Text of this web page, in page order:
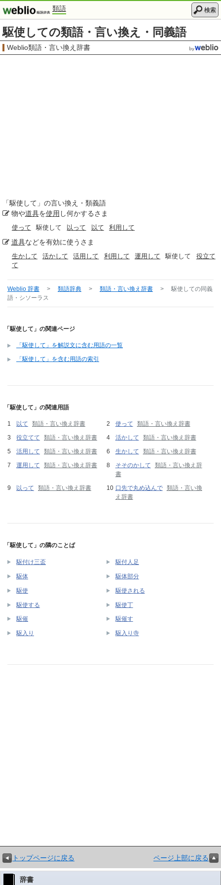
類語 検索
駆使しての類語・言い換え・同義語
Weblio類語・言い換え辞書
「駆使して 」の言い換え・類義語
物や道具を使用 し何かするさま
使って 駆使して 以って 以て 利用して
道具などを有効に使うさま
生かして 活かして 活用して 利用して 運用して 駆使して
役立て
て
Weblio 辞書 > 類語辞典 > 類語・言い換え辞書 > 駆使しての同義
語・シソーラス
「駆使して」の関連ページ
「駆使して」を解説文に含む用語の一覧
「駆使して」を含む用語の索引
「駆使して」の関連用語
以て 類語・言い換え辞書 使って
類語・言い換え辞書
役立てて
類語・言い換え辞書 活かして
類語・言い換え辞書
活用して
類語・言い換え辞書 生かして
類語・言い換え辞書
運用して
類語・言い換え辞書 そそのかして
類語・言い換え辞
書
以って
類語・言い換え辞書 口先で丸め込んで 類語・言い換
え辞書
「駆使して」の隣のことば
駆付け三盃 駆付人足
駆体 駆体部分
駆使 駆使される
駆使する 駆使丁
駆催 駆催す
駆入り 駆入り寺
トップページに戻る ページ上部に戻る
辞書